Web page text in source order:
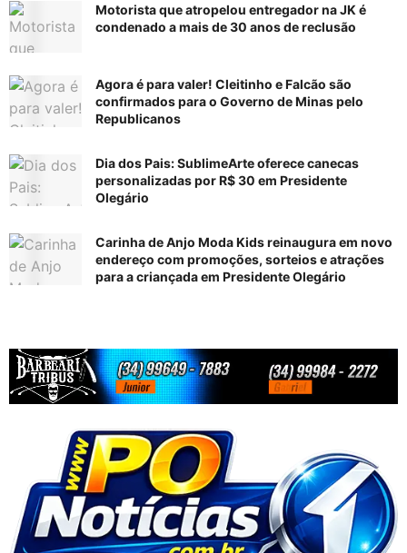
Motorista que atropelou entregador na JK é
condenado a mais de 30 anos de reclusão
Agora é para valer! Cleitinho e Falcão são
confirmados para o Governo de Minas pelo
Republicanos
Dia dos Pais: SublimeArte oferece canecas
personalizadas por R$ 30 em Presidente
Olegário
Carinha de Anjo Moda Kids reinaugura em novo
endereço com promoções, sorteios e atrações
para a criançada em Presidente Olegário